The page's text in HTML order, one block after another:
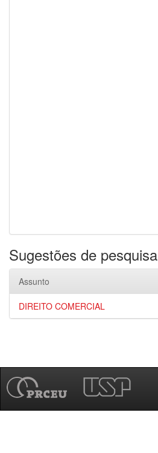
Sugestões de pesquisa
Assunto
DIREITO COMERCIAL